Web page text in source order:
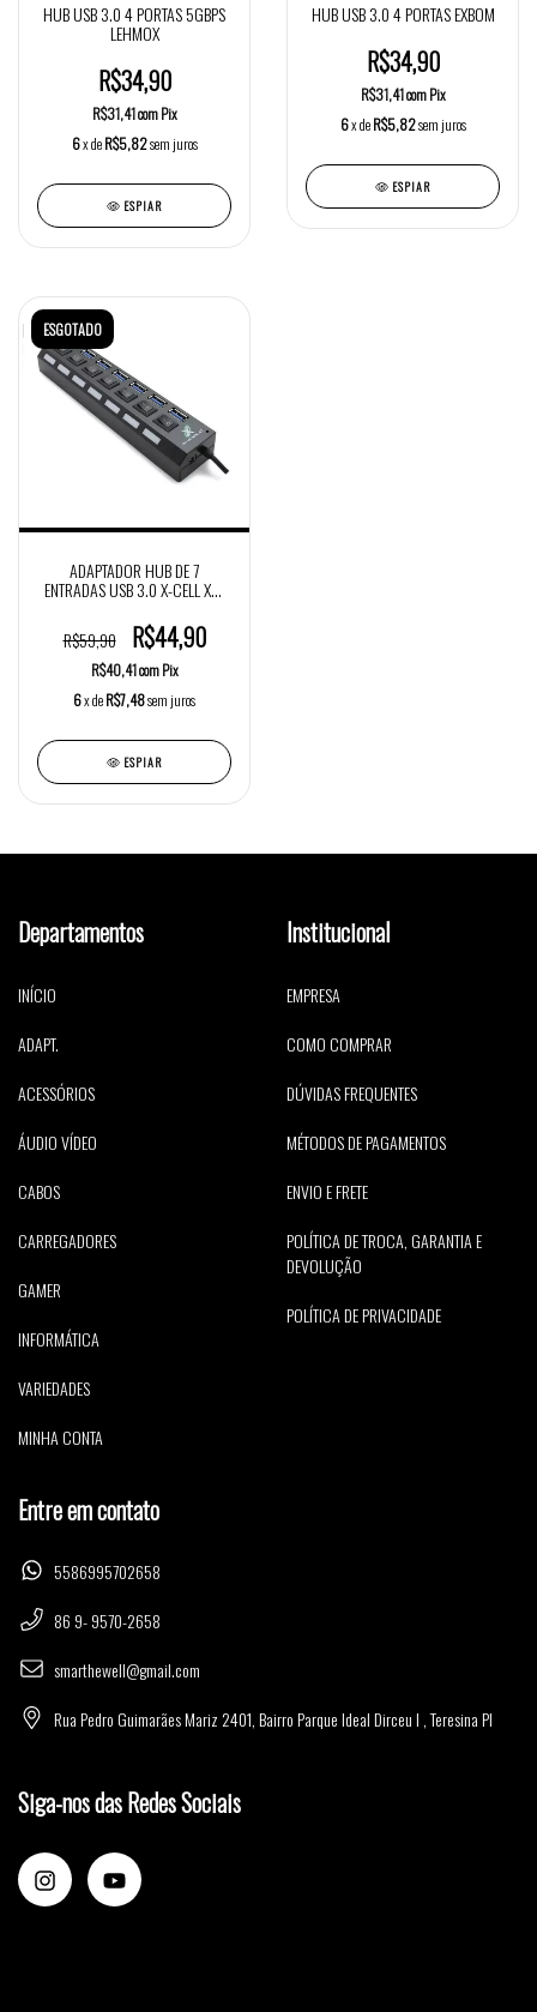
HUB USB 3.0 4 PORTAS 5GBPS
LEHMOX
R$34,90
R$31,41com Pix
6x deR$5,82sem juros
ESPIAR
HUB USB 3.0 4 PORTAS EXBOM
R$34,90
R$31,41com Pix
6x deR$5,82sem juros
ESPIAR
ESGOTADO
ADAPTADOR HUB DE 7
ENTRADAS USB 3.0 X-CELL XC-
R$59,90
R$44,90
R$40,41com Pix
6x deR$7,48sem juros
ESPIAR
Departamentos
INÍCIO
ADAPT.
ACESSÓRIOS
ÁUDIO VÍDEO
CABOS
CARREGADORES
GAMER
INFORMÁTICA
VARIEDADES
MINHA CONTA
Institucional
EMPRESA
COMO COMPRAR
DÚVIDAS FREQUENTES
MÉTODOS DE PAGAMENTOS
ENVIO E FRETE
POLÍTICA DE TROCA, GARANTIA E
DEVOLUÇÃO
POLÍTICA DE PRIVACIDADE
Entre em contato
5586995702658
86 9- 9570-2658
smarthewell@gmail.com
Rua Pedro Guimarães Mariz 2401, Bairro Parque Ideal Dirceu I , Teresina PI
Siga-nos das Redes Sociais